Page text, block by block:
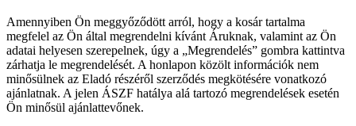
Amennyiben Ön meggyőződött arról, hogy a kosár tartalma
megfelel az Ön által megrendelni kívánt Áruknak, valamint az Ön
adatai helyesen szerepelnek, úgy a „Megrendelés” gombra kattintva
zárhatja le megrendelését. A honlapon közölt információk nem
minősülnek az Eladó részéről szerződés megkötésére vonatkozó
ajánlatnak. A jelen ÁSZF hatálya alá tartozó megrendelések esetén
Ön minősül ajánlattevőnek.